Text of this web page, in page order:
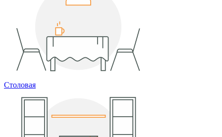
Столовая